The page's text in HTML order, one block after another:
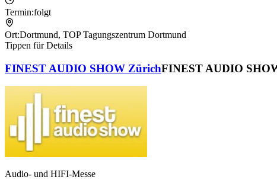
Termin:folgt
Ort:Dortmund, TOP Tagungszentrum Dortmund
Tippen für Details
FINEST AUDIO SHOW ZürichFINEST AUDIO
Audio- und HIFI-Messe